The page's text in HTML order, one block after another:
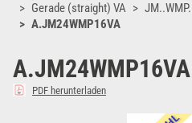
Gerade (straight) VA
A.JM24WMP16VA
A.JM24WMP16VA
PDF herunterladen